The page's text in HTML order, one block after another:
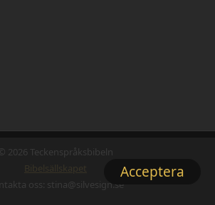
© 2026 Teckenspråksbibeln
Bibelsällskapet
oss: stina@silvesign.se
Acceptera